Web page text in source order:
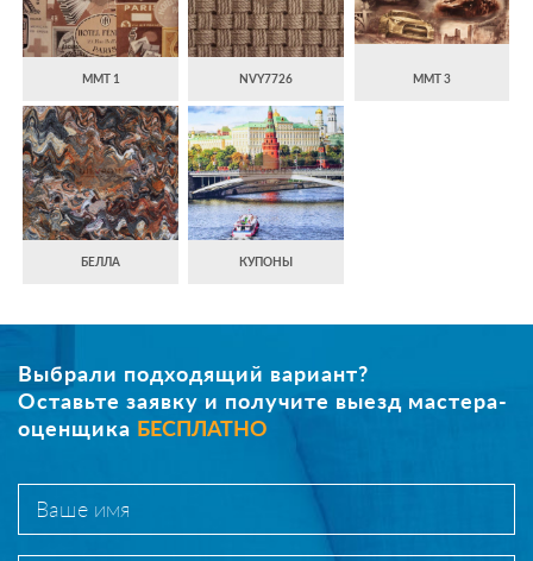
MMT 1 NVY7726 MMT 3
БЕЛЛА КУПОНЫ
Выбрали подходящий вариант?
Оставьте заявку и получите выезд мастера-
оценщика БЕСПЛАТНО